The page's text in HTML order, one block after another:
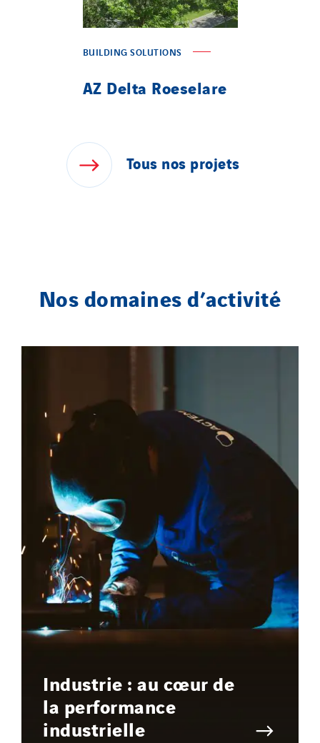
BUILDING SOLUTIONS
AZ Delta Roeselare
Tous nos projets
Nos domaines d’activité
Industrie : au cœur de
la performance
industrielle